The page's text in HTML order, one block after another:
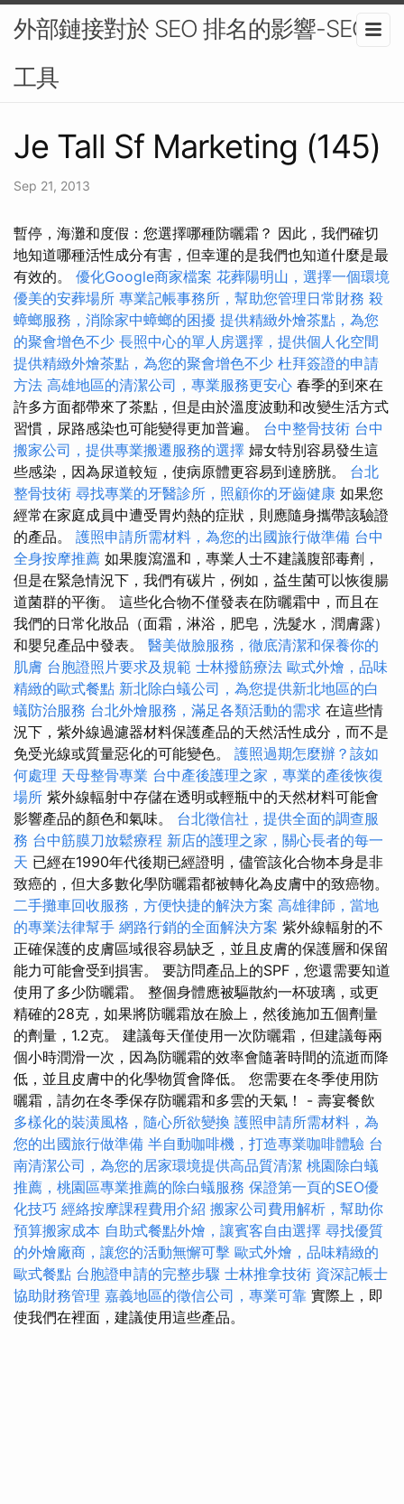
外部鏈接對於 SEO 排名的影響-SEO
工具
Je Tall Sf Marketing (145)
Sep 21, 2013
暫停，海灘和度假：您選擇哪種防曬霜？ 因此，我們確切
地知道哪種活性成分有害，但幸運的是我們也知道什麼是最
有效的。 優化Google商家檔案 花葬陽明山，選擇一個環境
優美的安葬場所 專業記帳事務所，幫助您管理日常財務 殺
蟑螂服務，消除家中蟑螂的困擾 提供精緻外燴茶點，為您
的聚會增色不少 長照中心的單人房選擇，提供個人化空間
提供精緻外燴茶點，為您的聚會增色不少 杜拜簽證的申請
方法 高雄地區的清潔公司，專業服務更安心 春季的到來在
許多方面都帶來了茶點，但是由於溫度波動和改變生活方式
習慣，尿路感染也可能變得更加普遍。 台中整骨技術 台中
搬家公司，提供專業搬遷服務的選擇 婦女特別容易發生這
些感染，因為尿道較短，使病原體更容易到達膀胱。 台北
整骨技術 尋找專業的牙醫診所，照顧你的牙齒健康 如果您
經常在家庭成員中遭受胃灼熱的症狀，則應隨身攜帶該驗證
的產品。 護照申請所需材料，為您的出國旅行做準備 台中
全身按摩推薦 如果腹瀉溫和，專業人士不建議腹部毒劑，
但是在緊急情況下，我們有碳片，例如，益生菌可以恢復腸
道菌群的平衡。 這些化合物不僅發表在防曬霜中，而且在
我們的日常化妝品（面霜，淋浴，肥皂，洗髮水，潤膚露）
和嬰兒產品中發表。 醫美做臉服務，徹底清潔和保養你的
肌膚 台胞證照片要求及規範 士林撥筋療法 歐式外燴，品味
精緻的歐式餐點 新北除白蟻公司，為您提供新北地區的白
蟻防治服務 台北外燴服務，滿足各類活動的需求 在這些情
況下，紫外線過濾器材料保護產品的天然活性成分，而不是
免受光線或質量惡化的可能變色。 護照過期怎麼辦？該如
何處理 天母整骨專業 台中產後護理之家，專業的產後恢復
場所 紫外線輻射中存儲在透明或輕瓶中的天然材料可能會
影響產品的顏色和氣味。 台北徵信社，提供全面的調查服
務 台中筋膜刀放鬆療程 新店的護理之家，關心長者的每一
天 已經在1990年代後期已經證明，儘管該化合物本身是非
致癌的，但大多數化學防曬霜都被轉化為皮膚中的致癌物。
二手攤車回收服務，方便快捷的解決方案 高雄律師，當地
的專業法律幫手 網路行銷的全面解決方案 紫外線輻射的不
正確保護的皮膚區域很容易缺乏，並且皮膚的保護層和保留
能力可能會受到損害。 要訪問產品上的SPF，您還需要知道
使用了多少防曬霜。 整個身體應被驅散約一杯玻璃，或更
精確的28克，如果將防曬霜放在臉上，然後施加五個劑量
的劑量，1.2克。 建議每天僅使用一次防曬霜，但建議每兩
個小時潤滑一次，因為防曬霜的效率會隨著時間的流逝而降
低，並且皮膚中的化學物質會降低。 您需要在冬季使用防
曬霜，請勿在冬季保存防曬霜和多雲的天氣！ - 壽宴餐飲
多樣化的裝潢風格，隨心所欲變換 護照申請所需材料，為
您的出國旅行做準備 半自動咖啡機，打造專業咖啡體驗 台
南清潔公司，為您的居家環境提供高品質清潔 桃園除白蟻
推薦，桃園區專業推薦的除白蟻服務 保證第一頁的SEO優
化技巧 經絡按摩課程費用介紹 搬家公司費用解析，幫助你
預算搬家成本 自助式餐點外燴，讓賓客自由選擇 尋找優質
的外燴廠商，讓您的活動無懈可擊 歐式外燴，品味精緻的
歐式餐點 台胞證申請的完整步驟 士林推拿技術 資深記帳士
協助財務管理 嘉義地區的徵信公司，專業可靠 實際上，即
使我們在裡面，建議使用這些產品。